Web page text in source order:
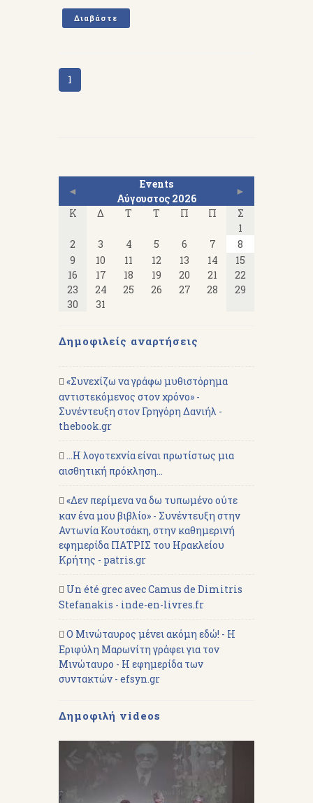
Διαβάστε
1
◄
Events
Αύγουστος 2026
►
Κ
Δ Τ Τ Π Π
Σ
1
2
3 4 5 6 7
8
9
10 11 12 13 14
15
16
17 18 19 20 21
22
23
24 25 26 27 28
29
30
31
Δημοφιλείς αναρτήσεις
«Συνεχίζω να γράφω μυθιστόρημα
αντιστεκόμενος στον χρόνο» -
Συνέντευξη στον Γρηγόρη Δανιήλ -
thebook.gr
...Η λογοτεχνία είναι πρωτίστως μια
αισθητική πρόκληση...
«Δεν περίμενα να δω τυπωμένο ούτε
καν ένα μου βιβλίο» - Συνέντευξη στην
Αντωνία Κουτσάκη, στην καθημερινή
εφημερίδα ΠΑΤΡΙΣ του Ηρακλείου
Κρήτης - patris.gr
Un été grec avec Camus de Dimitris
Stefanakis - inde-en-livres.fr
Ο Μινώταυρος μένει ακόμη εδώ! - Η
Εριφύλη Μαρωνίτη γράφει για τον
Μινώταυρο - Η εφημερίδα των
συντακτών - efsyn.gr
Δημοφιλή videos